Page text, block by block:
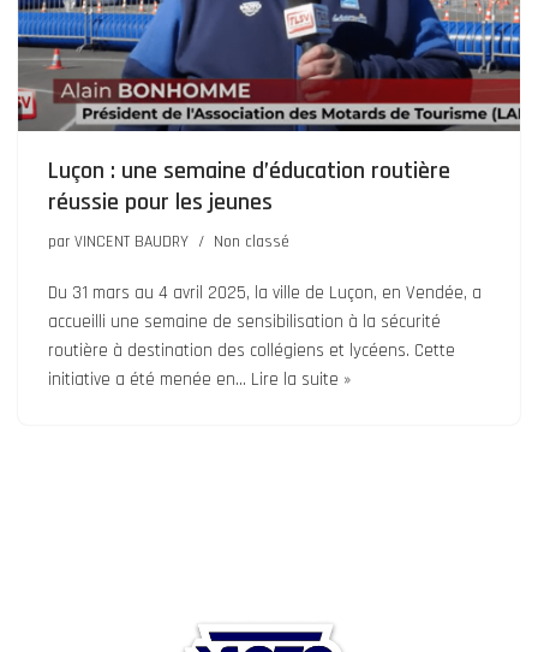
Luçon : une semaine d’éducation routière
réussie pour les jeunes
par VINCENT BAUDRY Non classé
Du 31 mars au 4 avril 2025, la ville de Luçon, en Vendée, a
accueilli une semaine de sensibilisation à la sécurité
routière à destination des collégiens et lycéens. Cette
initiative a été menée en… Lire la suite »